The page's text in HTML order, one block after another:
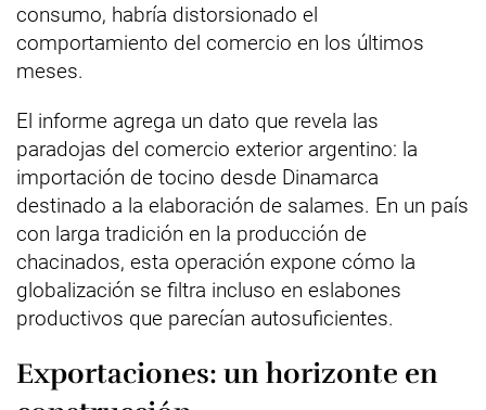
consumo, habría distorsionado el
comportamiento del comercio en los últimos
meses.
El informe agrega un dato que revela las
paradojas del comercio exterior argentino: la
importación de tocino desde Dinamarca
destinado a la elaboración de salames. En un país
con larga tradición en la producción de
chacinados, esta operación expone cómo la
globalización se filtra incluso en eslabones
productivos que parecían autosuficientes.
Exportaciones: un horizonte en